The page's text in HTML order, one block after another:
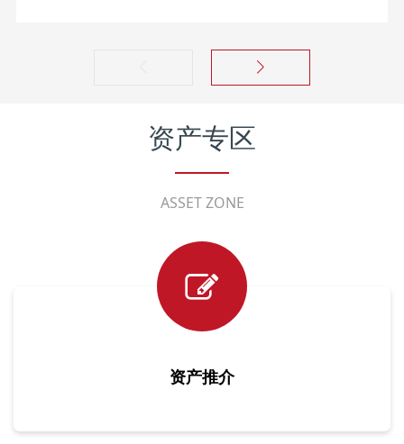
资产专区
ASSET ZONE
资产推介